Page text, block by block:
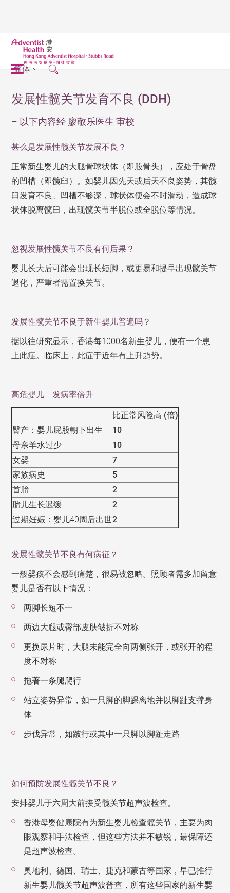
简体
发展性髋关节发育不良 (DDH)
– 以下内容经 廖敬乐医生 审校
甚么是发展性髋关节发展不良？
正常新生婴儿的大腿骨球状体（即股骨头），应处于骨盘
的凹槽（即髋臼）。如婴儿因先天或后天不良姿势，其髋
臼发育不良、凹槽不够深，球状体便会不时滑动，造成球
状体脱离髋臼，出现髋关节半脱位或全脱位等情况。
忽视发展性髋关节不良有何后果？
婴儿长大后可能会出现长短脚，或更易和提早出现髋关节
退化，严重者需置换关节。
发展性髋关节不良于新生婴儿普遍吗？
据以往研究显示，香港每1000名新生婴儿，便有一个患
上此症。临床上，此症于近年有上升趋势。
高危婴儿 发病率倍升
比正常风险高 (倍)
臀产：婴儿屁股朝下出生
10
母亲羊水过少
10
女婴
7
家族病史
5
首胎
2
胎儿生长迟缓
2
过期妊娠：婴儿40周后出世2
发展性髋关节不良有何病征？
一般婴孩不会感到痛楚，很易被忽略。照顾者需多加留意
婴儿是否有以下情况：
两脚长短不一
两边大腿或臀部皮肤皱折不对称
更换尿片时，大腿未能完全向两侧张开，或张开的程
度不对称
拖著一条腿爬行
站立姿势异常，如一只脚的脚踝离地并以脚趾支撑身
体
步伐异常，如跛行或其中一只脚以脚趾走路
如何预防发展性髋关节不良？
安排婴儿于六周大前接受髋关节超声波检查。
香港母婴健康院有为新生婴儿检查髋关节，主要为肉
眼观察和手法检查，但这些方法并不敏锐，最保障还
是超声波检查。
奥地利、德国、瑞士、捷克和蒙古等国家，早已推行
新生婴儿髋关节超声波普查，所有这些国家的新生婴